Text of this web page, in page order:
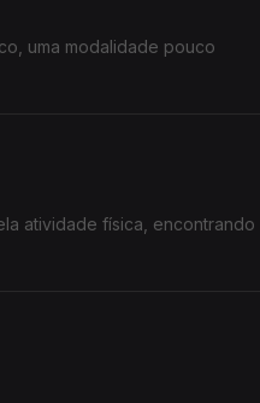
uma modalidade pouco
atividade física, encontrando